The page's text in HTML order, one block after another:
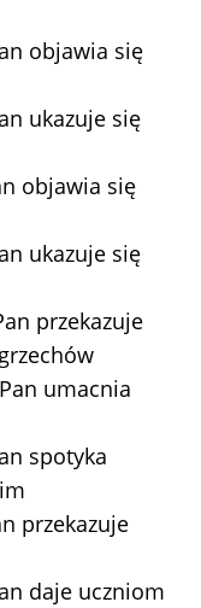
objawia się
ukazuje się
objawia się
ukazuje się
przekazuje
umacnia
spotyka
przekazuje
daje uczniom